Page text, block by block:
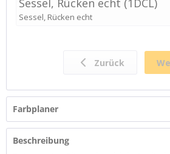
Farbplaner
Beschreibung